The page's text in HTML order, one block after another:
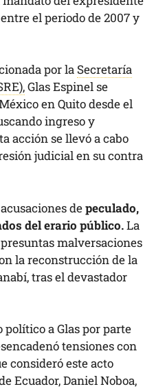
el periodo de 2007 y
por la Secretaría
Glas Espinel se
en Quito desde el
ingreso y
acción se llevó a cabo
judicial en su contra
depeculado,
del erario público.La
malversaciones
la reconstrucción de la
tras el devastador
a Glas por parte
tensiones con
consideró este acto
Ecuador, Daniel Noboa,